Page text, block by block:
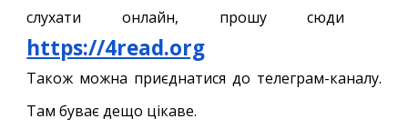
слухати онлайн, прошу сюди
https://4read.org
Також можна приєднатися до телеграм-каналу.
Там буває дещо цікаве.